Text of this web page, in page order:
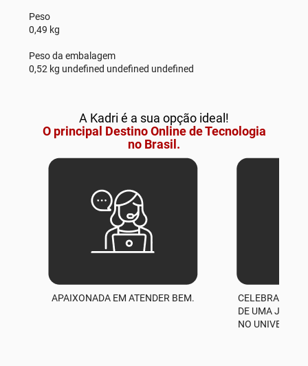
Peso
0,49 kg
Peso da embalagem
0,52 kg undefined undefined undefined
A Kadri é a sua opção ideal!
O principal Destino Online de Tecnologia
no Brasil.
APAIXONADA EM ATENDER BEM.
CELEBRAMOS
DE UMA
NO UNIVERSO